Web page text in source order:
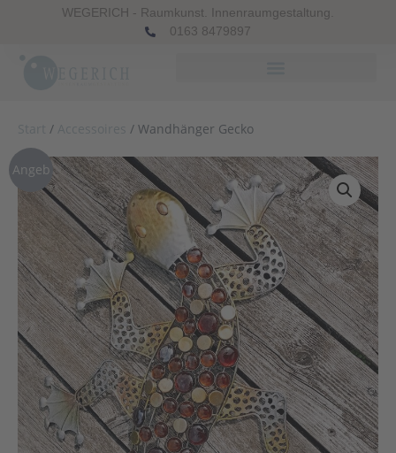
WEGERICH - Raumkunst. Innenraumgestaltung.
0163 8479897
/ / Wandhänger Gecko
Angeb